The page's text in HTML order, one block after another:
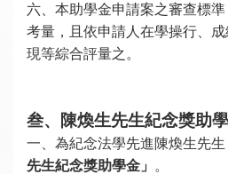
六、本助學金申請案之審查標
考量，且依申請人在學操行、
現等綜合評量之。
叁、陳煥生先生紀念獎助
一、 為紀念法學先進陳煥生先生
先生紀念獎助學金」 。